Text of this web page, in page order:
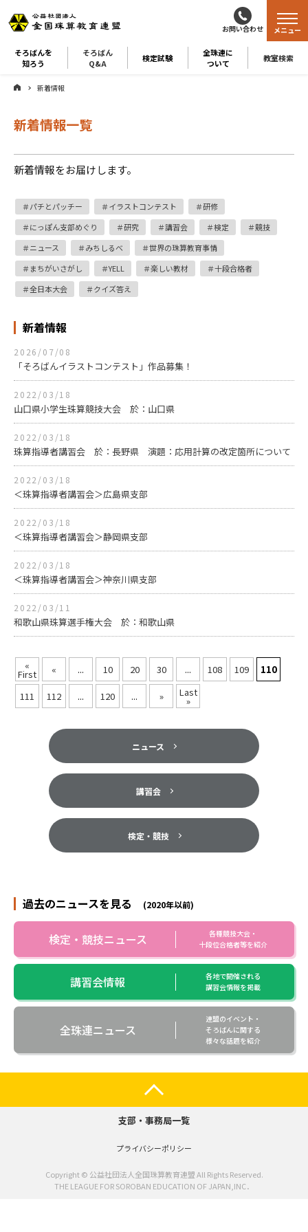
お問い合わせ
そろばんを
知ろう
そろばん
Q&A
検定試験
全珠連に
ついて
教室検索
メニュー
新着情報
新着情報一覧
新着情報をお届けします。
パチとパッチー イラストコンテスト
研修
にっぽん支部めぐり
研究 講習会 検定
競技
ニュース
みちしるべ
世界の珠算教育事情
まちがいさがし
YELL 楽しい教材
十段合格者
全日本大会
クイズ答え
新着情報
2026/07/08
「そろばんイラストコンテスト」作品募集！
2022/03/18
山口県小学生珠算競技大会 於：山口県
2022/03/18
珠算指導者講習会 於：長野県 演題：応用計算の改定箇所について
2022/03/18
＜珠算指導者講習会＞広島県支部
2022/03/18
＜珠算指導者講習会＞静岡県支部
2022/03/18
＜珠算指導者講習会＞神奈川県支部
2022/03/11
和歌山県珠算選手権大会 於：和歌山県
«
First « ... 10 20 30 ... 108 109 110
111 112 ... 120 ... » Last
»
ニュース
講習会
検定・競技
過去のニュースを見る (2020年以前)
検定・競技ニュース
各種競技大会・
十段位合格者等を紹介
講習会情報
各地で開催される
講習会情報を掲載
全珠連ニュース
連盟のイベント・
そろばんに関する
様々な話題を紹介
支部・事務局一覧
プライバシーポリシー
Copyright © 公益社団法人全国珠算教育連盟 All Rights Reserved.
THE LEAGUE FOR SOROBAN EDUCATION OF JAPAN,INC．